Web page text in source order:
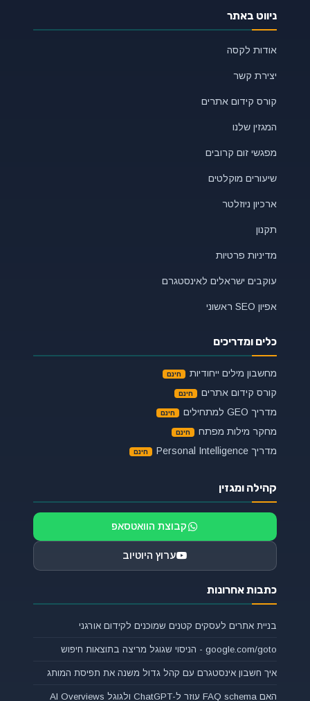
ניווט באתר
אודות לקסה
יצירת קשר
קורס קידום אתרים
המגזין שלנו
מפגשי זום קרובים
שיעורים מוקלטים
ארכיון ניוזלטר
תקנון
מדיניות פרטיות
עוקבים ישראלים לאינסטגרם
אפיון SEO ראשוני
כלים ומדריכים
מחשבון מילים ייחודיות
קורס קידום אתרים
מדריך GEO למתחילים
מחקר מילות מפתח
מדריך Personal Intelligence
קהילה ומגזין
קבוצת הוואטסאפ
ערוץ היוטיוב
כתבות אחרונות
בניית אתרים לעסקים קטנים שמוכנים לקידום אורגני
google.com/goto - הניסוי שגוגל מריצה בתוצאות חיפוש
איך חשבון אינסטגרם עם קהל גדול משנה את תפיסת המותג
האם FAQ schema עוזר ל-ChatGPT ולגוגל AI Overviews